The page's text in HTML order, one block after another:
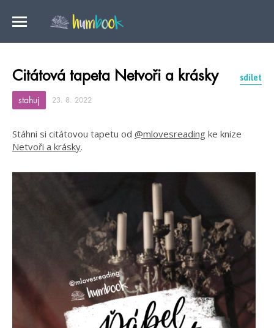
Citátová tapeta Netvoři a krásky sdílet
stahuj 23. 8. 2022
Stáhni si citátovou tapetu od @mlovesreading ke knize
Netvoři a krásky.